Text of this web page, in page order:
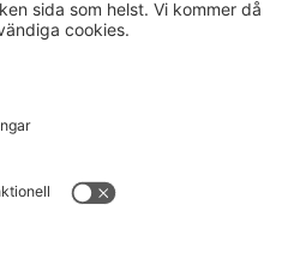
AB Alla priser är exklusive moms.
inställningar